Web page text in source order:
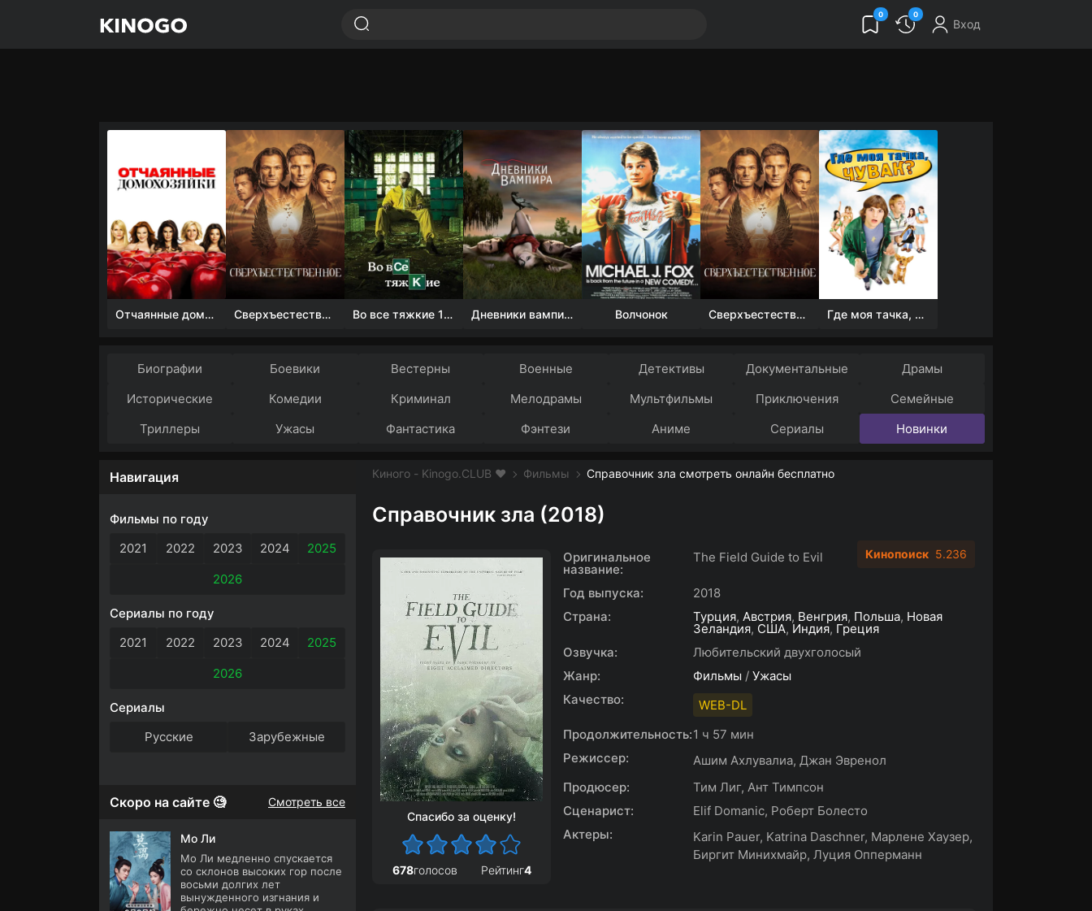
0 0
Вход
Отчаянные домохозяйки (1 сезон) Сверхъестественное Во все тяжкие 1-5 сезон Дневники вампира (4 сезон) Волчонок Сверхъестественное Где моя тачка, чувак?
Биографии Боевики Вестерны Военные Детективы Документальные
Драмы
Исторические
Комедии Криминал Мелодрамы Мультфильмы Приключения
Семейные
Триллеры
Ужасы Фантастика Фэнтези Аниме Сериалы Новинки
Киного - Kinogo.CLUB ❤️ Фильмы Справочник зла смотреть онлайн бесплатно
Справочник зла (2018)
Спасибо за оценку!
678голосов Рейтинг4
Оригинальное
название:
The Field Guide to Evil
Год выпуска:
2018
Страна:
Турция, Австрия, Венгрия, Польша, Новая
Зеландия, США, Индия, Греция
Озвучка:
Любительский двухголосый
Жанр:
Фильмы / Ужасы
Качество:
WEB-DL
Продолжительность:1 ч 57 мин
Режиссер:
Ашим Ахлувалиа, Джан Эвренол
Продюсер:
Тим Лиг, Ант Тимпсон
Сценарист:
Elif Domanic, Роберт Болесто
Актеры:
Karin Pauer, Katrina Daschner, Марлене Хаузер,
Биргит Минихмайр, Луция Опперманн
Кинопоиск 5.236
Навигация
Фильмы по году
2021
2022 2023 2024
2025
2026
Сериалы по году
2021
2022 2023 2024
2025
2026
Сериалы
Русские
Зарубежные
Скоро на сайте 🧐 Смотреть все
Мо Ли
Мо Ли медленно спускается
со склонов высоких гор после
восьми долгих лет
вынужденного изгнания и